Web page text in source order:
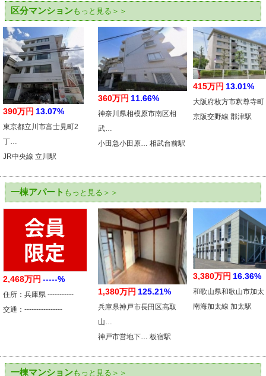
区分マンションもっと見る＞＞
390万円 13.07%
東京都立川市富士見町2
丁…
JR中央線 立川駅
360万円 11.66%
神奈川県相模原市南区相
武…
小田急小田原… 相武台前駅
415万円 13.01%
大阪府枚方市釈尊寺町
京阪交野線 郡津駅
一棟アパート もっと見る＞＞
2,468万円 -----%
住所：兵庫県 -----------
交通：----------------
1,380万円 125.21%
兵庫県神戸市長田区高取
山…
神戸市営地下… 板宿駅
3,380万円 16.36%
和歌山県和歌山市加太
南海加太線 加太駅
一棟マンションもっと見る＞＞